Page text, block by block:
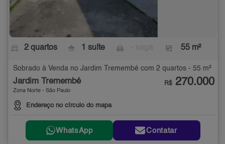
2 quartos 1 suíte 55 m²
Sobrado à Venda no Jardim Tremembé com 2 quartos - 55 m²
Jardim Tremembé
Zona Norte - São Paulo
Endereço no círculo do mapa
R$ 270.000
WhatsApp Contatar